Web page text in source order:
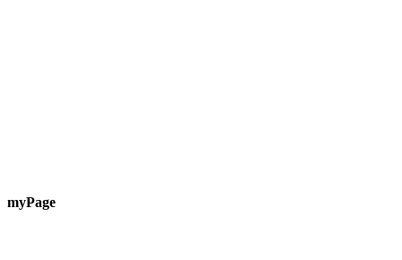
myPage